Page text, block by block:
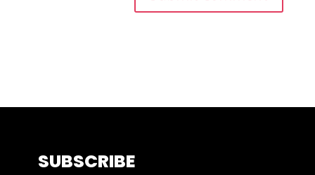
SUBSCRIBE